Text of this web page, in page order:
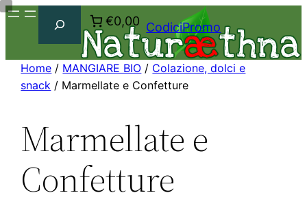
€0,00 CodiciPromo
Home / MANGIARE BIO / Colazione, dolci e
snack / Marmellate e Confetture
Marmellate e
Confetture